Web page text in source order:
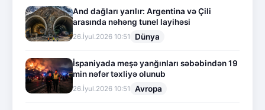
And dağları yarılır: Argentina və Çili
arasında nəhəng tunel layihəsi
26.İyul.2026 10:51 Dünya
İspaniyada meşə yanğınları səbəbindən 19
min nəfər təxliyə olunub
26.İyul.2026 10:51 Avropa